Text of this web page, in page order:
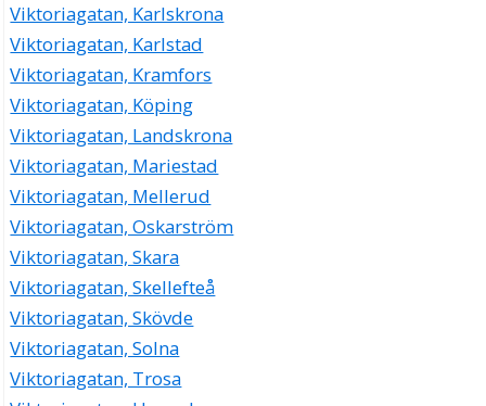
Viktoriagatan, Karlskrona
Viktoriagatan, Karlstad
Viktoriagatan, Kramfors
Viktoriagatan, Köping
Viktoriagatan, Landskrona
Viktoriagatan, Mariestad
Viktoriagatan, Mellerud
Viktoriagatan, Oskarström
Viktoriagatan, Skara
Viktoriagatan, Skellefteå
Viktoriagatan, Skövde
Viktoriagatan, Solna
Viktoriagatan, Trosa